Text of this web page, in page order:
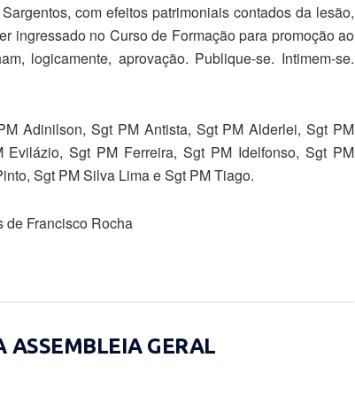
com efeitos patrimoniais contados da lesão,
ingressado no Curso de Formação para promoção ao
logicamente, aprovação. Publique-se. Intimem-se.
Adinilson, Sgt PM Antista, Sgt PM Alderlei, Sgt PM
Sgt PM Ferreira, Sgt PM Idelfonso, Sgt PM
Sgt PM Silva Lima e Sgt PM Tiago.
de Francisco Rocha
ASSEMBLEIA GERAL